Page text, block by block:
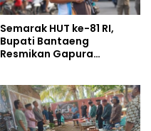
Semarak HUT ke-81 RI,
Bupati Bantaeng
Resmikan Gapura